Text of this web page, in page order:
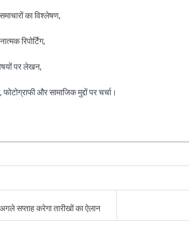
का विश्लेषण,
रिपोर्टिंग,
पर लेखन,
और सामाजिक मुद्दों पर चर्चा।
सप्ताह करेगा तारीखों का ऐलान